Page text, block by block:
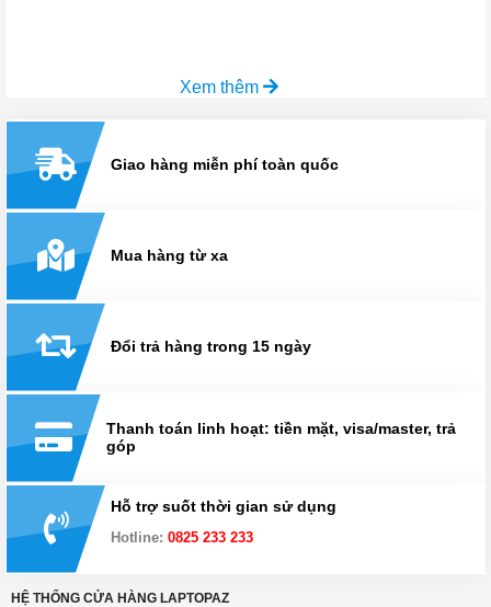
Xem thêm
Giao hàng miễn phí toàn quốc
Mua hàng từ xa
Đổi trả hàng trong 15 ngày
Thanh toán linh hoạt: tiền mặt, visa/master, trả
góp
Hỗ trợ suốt thời gian sử dụng
Hotline: 0825 233 233
HỆ THỐNG CỬA HÀNG LAPTOPAZ